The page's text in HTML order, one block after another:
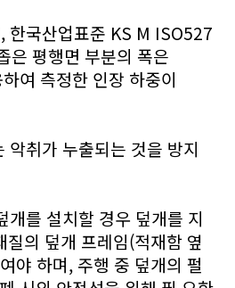
한국산업표준 KS M ISO527
은 평행면 부분의 폭은
여 측정한 인장 하중이
악취가 누출되는 것을 방지
개를 설치할 경우 덮개를 지
의 덮개 프레임(적재함 옆
야 하며, 주행 중 덮개의 펄